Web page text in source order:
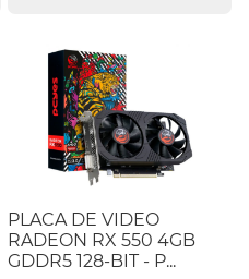
PLACA DE VIDEO
RADEON RX 550 4GB
GDDR5 128-BIT - P...